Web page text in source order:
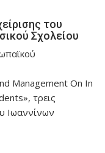
του
Σχολείου
Management On In
τρεις
Ιωαννίνων